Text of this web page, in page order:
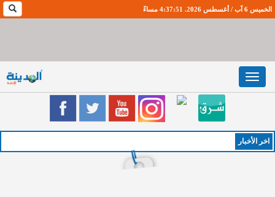
الخميس 6 آب / أغسطس 2026. 4:37:52 مساءً
Toggle
navigation
اخر اﻷخبار